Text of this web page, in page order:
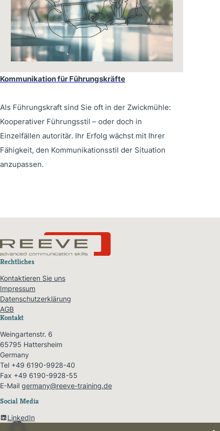
Kommunikation für Führungskräfte
Als Führungskraft sind Sie oft in der Zwickmühle:
Kooperativer Führungsstil – oder doch in
Einzelfällen autoritär. Ihr Erfolg wächst mit Ihrer
Fähigkeit, den Kommunikationsstil der Situation
anzupassen.
Rechtliches
Kontaktieren Sie uns
Impressum
Datenschutzerklärung
AGB
Kontakt
Weingartenstr. 6
65795 Hattersheim
Germany
Tel +49 6190-9928-40
Fax +49 6190-9928-55
E-Mail germany@reeve-training.de
Social Media
LinkedIn